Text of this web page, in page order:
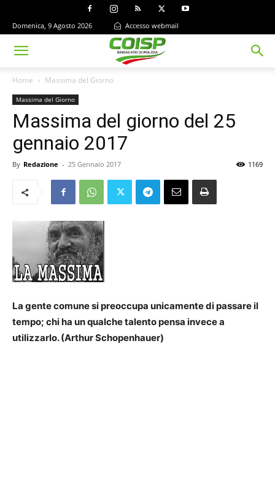
Domenica, 9 Agosto 2026 Accesso webmail
Home Massima del Giorno
Massima del Giorno
Massima del giorno del 25
gennaio 2017
By Redazione - 25 Gennaio 2017 1169
La gente comune si preoccupa unicamente di passare il
tempo; chi ha un qualche talento pensa invece a
utilizzarlo. (Arthur Schopenhauer)